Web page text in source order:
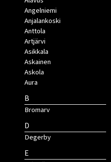
Angelniemi
Anjalankoski
Anttola
Artjärvi
Asikkala
Askainen
Askola
Aura
B
Bromarv
D
Degerby
E